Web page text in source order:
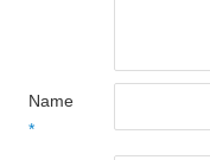
Name
*